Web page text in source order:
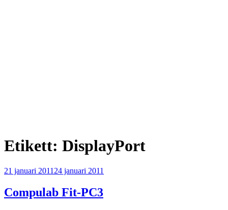
Etikett: DisplayPort
Publicerat
21 januari 2011 24 januari 2011
Compulab Fit-PC3